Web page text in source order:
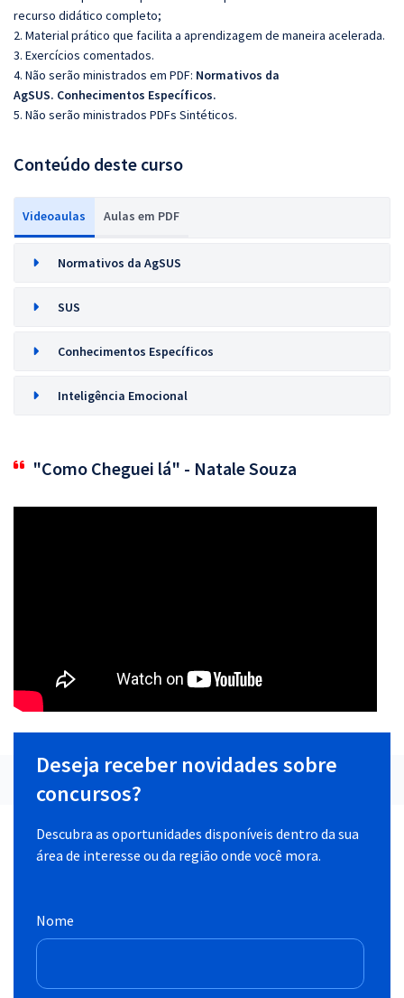
recurso didático completo;
2. Material prático que facilita a aprendizagem de maneira acelerada.
3. Exercícios comentados.
4. Não serão ministrados em PDF: Normativos da
AgSUS. Conhecimentos Específicos.
5. Não serão ministrados PDFs Sintéticos.
Conteúdo deste curso
Videoaulas Aulas em PDF
Normativos da AgSUS
SUS
Conhecimentos Específicos
Inteligência Emocional
"Como Cheguei lá" - Natale Souza
Deseja receber novidades sobre
concursos?
Descubra as oportunidades disponíveis dentro da sua
área de interesse ou da região onde você mora.
Nome